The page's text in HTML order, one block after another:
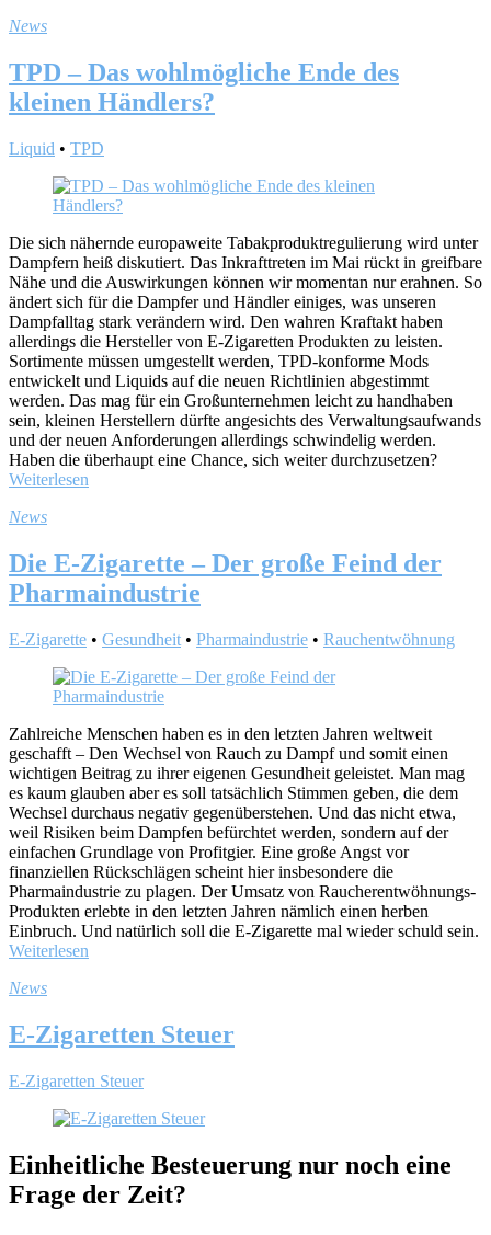
News
TPD – Das wohlmögliche Ende des
kleinen Händlers?
Liquid • TPD
Die sich nähernde europaweite Tabakproduktregulierung wird unter
Dampfern heiß diskutiert. Das Inkrafttreten im Mai rückt in greifbare
Nähe und die Auswirkungen können wir momentan nur erahnen. So
ändert sich für die Dampfer und Händler einiges, was unseren
Dampfalltag stark verändern wird. Den wahren Kraftakt haben
allerdings die Hersteller von E-Zigaretten Produkten zu leisten.
Sortimente müssen umgestellt werden, TPD-konforme Mods
entwickelt und Liquids auf die neuen Richtlinien abgestimmt
werden. Das mag für ein Großunternehmen leicht zu handhaben
sein, kleinen Herstellern dürfte angesichts des Verwaltungsaufwands
und der neuen Anforderungen allerdings schwindelig werden.
Haben die überhaupt eine Chance, sich weiter durchzusetzen?
Weiterlesen
News
Die E-Zigarette – Der große Feind der
Pharmaindustrie
E-Zigarette • Gesundheit • Pharmaindustrie • Rauchentwöhnung
Zahlreiche Menschen haben es in den letzten Jahren weltweit
geschafft – Den Wechsel von Rauch zu Dampf und somit einen
wichtigen Beitrag zu ihrer eigenen Gesundheit geleistet. Man mag
es kaum glauben aber es soll tatsächlich Stimmen geben, die dem
Wechsel durchaus negativ gegenüberstehen. Und das nicht etwa,
weil Risiken beim Dampfen befürchtet werden, sondern auf der
einfachen Grundlage von Profitgier. Eine große Angst vor
finanziellen Rückschlägen scheint hier insbesondere die
Pharmaindustrie zu plagen. Der Umsatz von Raucherentwöhnungs-
Produkten erlebte in den letzten Jahren nämlich einen herben
Einbruch. Und natürlich soll die E-Zigarette mal wieder schuld sein.
Weiterlesen
News
E-Zigaretten Steuer
E-Zigaretten Steuer
Einheitliche Besteuerung nur noch eine
Frage der Zeit?